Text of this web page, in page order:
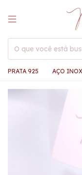
PRATA 925 AÇO